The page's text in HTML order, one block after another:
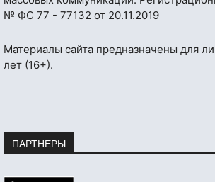
№ ФС 77 - 77132 от 20.11.2019
Материалы сайта предназначены для
лет (16+).
ПАРТНЕРЫ